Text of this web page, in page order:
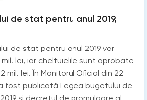
de stat pentru anul 2019,
de stat pentru anul 2019 vor
mil. lei, iar cheltuielile sunt aprobate
mil. lei. În Monitorul Oficial din 22
fost publicată Legea bugetului de
și decretul de promulgare al